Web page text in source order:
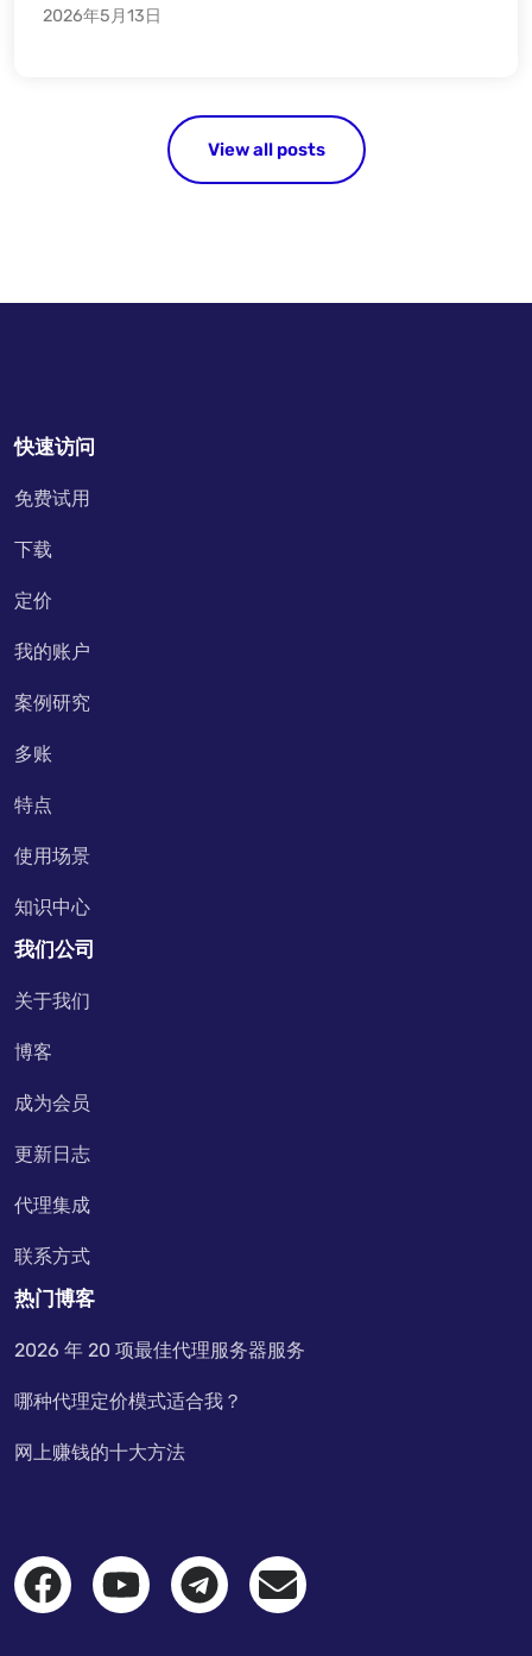
2026年5月13日
View all posts
快速访问
免费试用
下载
定价
我的账户
案例研究
多账
特点
使用场景
知识中心
我们公司
关于我们
博客
成为会员
更新日志
代理集成
联系方式
热门博客
2026 年 20 项最佳代理服务器服务
哪种代理定价模式适合我？
网上赚钱的十大方法